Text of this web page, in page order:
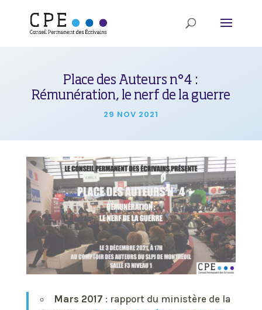
Place des Auteurs n°4 :
Rémunération, le nerf de la guerre
29 NOV 2021
Mars 2017 : rapport du ministère de la